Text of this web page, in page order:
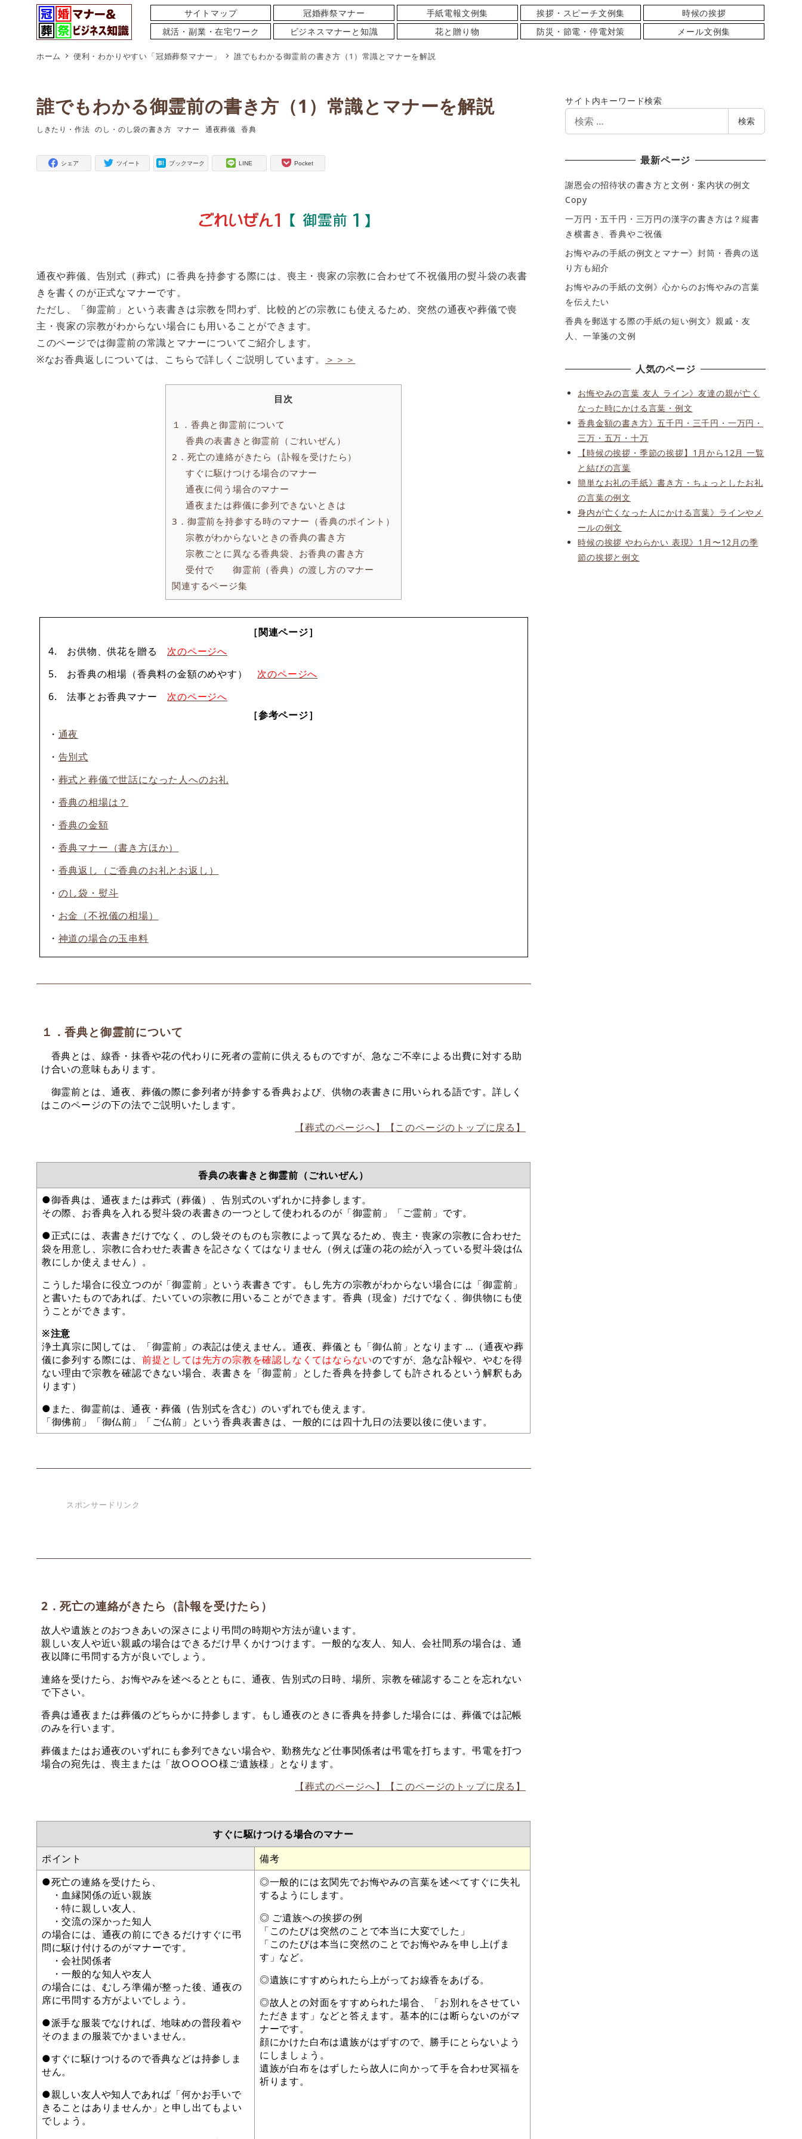
サイトマップ 冠婚葬祭マナー 手紙電報文例集 挨拶・スピーチ文例集
時候の挨拶
就活・副業・在宅ワーク
ビジネスマナーと知識 花と贈り物 防災・節電・停電対策 メール文例集
ホーム 便利・わかりやすい「冠婚葬祭マナー」 誰でもわかる御霊前の書き方（1）常識とマナーを解説
誰でもわかる御霊前の書き方（1）常識とマナーを解説
タグ
しきたり・作法
タグ
のし・のし袋の書き方
タグ
マナー
タグ
通夜葬儀
タグ
香典
シェア ツイート ブックマーク LINE Pocket
通夜や葬儀、告別式（葬式）に香典を持参する際には、喪主・喪家の宗教に合わせて不祝儀用の熨斗袋の表書
きを書くのが正式なマナーです。
ただし、「御霊前」という表書きは宗教を問わず、比較的どの宗教にも使えるため、突然の通夜や葬儀で喪
主・喪家の宗教がわからない場合にも用いることができます。
このページでは御霊前の常識とマナーについてご紹介します。
※なお香典返しについては、こちらで詳しくご説明しています。
＞＞＞
目次
１．香典と御霊前について
香典の表書きと御霊前（ごれいぜん）
2．死亡の連絡がきたら（訃報を受けたら）
すぐに駆けつける場合のマナー
通夜に伺う場合のマナー
通夜または葬儀に参列できないときは
3．御霊前を持参する時のマナー（香典のポイント）
宗教がわからないときの香典の書き方
宗教ごとに異なる香典袋、お香典の書き方
受付で 御霊前（香典）の渡し方のマナー
関連するページ集
［関連ページ］
4. お供物、供花を贈る 次のページへ
5. お香典の相場（香典料の金額のめやす） 次のページへ
6. 法事とお香典マナー 次のページへ
［参考ページ］
・ 通夜
・ 告別式
・ 葬式と葬儀で世話になった人へのお礼
・ 香典の相場は？
・ 香典の金額
・ 香典マナー（書き方ほか）
・ 香典返し（ご香典のお礼とお返し）
・ のし袋・熨斗
・ お金（不祝儀の相場）
・ 神道の場合の玉串料
１．香典と御霊前について
香典とは、線香・抹香や花の代わりに死者の霊前に供えるものですが、急なご不幸による出費に対する助
け合いの意味もあります。
御霊前とは、通夜、葬儀の際に参列者が持参する香典および、供物の表書きに用いられる語です。詳しく
はこのページの下の法でご説明いたします。
【葬式のページへ】
【このページのトップに戻る】
香典の表書きと御霊前（ごれいぜん）
●御香典は、通夜または葬式（葬儀）、告別式のいずれかに持参します。
その際、お香典を入れる熨斗袋の表書きの一つとして使われるのが「御霊前」「ご霊前」です。
●正式には、表書きだけでなく、のし袋そのものも宗教によって異なるため、喪主・喪家の宗教に合わせた
袋を用意し、宗教に合わせた表書きを記さなくてはなりません（例えば蓮の花の絵が入っている熨斗袋は仏
教にしか使えません）。
こうした場合に役立つのが「御霊前」という表書きです。もし先方の宗教がわからない場合には「御霊前」
と書いたものであれば、たいていの宗教に用いることができます。香典（現金）だけでなく、御供物にも使
うことができます。
※注意
浄土真宗に関しては、「御霊前」の表記は使えません。通夜、葬儀とも「御仏前」となります …（通夜や葬
儀に参列する際には、 前提としては先方の宗教を確認しなくてはならないのですが、急な訃報や、やむを得
ない理由で宗教を確認できない場合、表書きを「御霊前」とした香典を持参しても許されるという解釈もあ
ります）
●また、御霊前は、通夜・葬儀（告別式を含む）のいずれでも使えます。
「御佛前」「御仏前」「ご仏前」という香典表書きは、一般的には四十九日の法要以後に使います。
スポンサードリンク
2．死亡の連絡がきたら（訃報を受けたら）
故人や遺族とのおつきあいの深さにより弔問の時期や方法が違います。
親しい友人や近い親戚の場合はできるだけ早くかけつけます。一般的な友人、知人、会社間系の場合は、通
夜以降に弔問する方が良いでしょう。
連絡を受けたら、お悔やみを述べるとともに、通夜、告別式の日時、場所、宗教を確認することを忘れない
で下さい。
香典は通夜または葬儀のどちらかに持参します。もし通夜のときに香典を持参した場合には、葬儀では記帳
のみを行います。
葬儀またはお通夜のいずれにも参列できない場合や、勤務先など仕事関係者は弔電を打ちます。弔電を打つ
場合の宛先は、喪主または「故○○○○様ご遺族様」となります。
【葬式のページへ】
【このページのトップに戻る】
すぐに駆けつける場合のマナー
ポイント
備考
●死亡の連絡を受けたら、
・血縁関係の近い親族
・特に親しい友人、
・交流の深かった知人
の場合には、通夜の前にできるだけすぐに弔
問に駆け付けるのがマナーです。
・会社関係者
・一般的な知人や友人
の場合には、むしろ準備が整った後、通夜の
席に弔問する方がよいでしょう。
●派手な服装でなければ、地味めの普段着や
そのままの服装でかまいません。
●すぐに駆けつけるので香典などは持参しま
せん。
●親しい友人や知人であれば「何かお手いで
きることはありませんか」と申し出てもよい
でしょう。
◎一般的には玄関先でお悔やみの言葉を述べてすぐに失礼
するようにします。
◎ ご遺族への挨拶の例
「このたびは突然のことで本当に大変でした」
「このたびは本当に突然のことでお悔やみを申し上げま
す」など。
◎遺族にすすめられたら上がってお線香をあげる。
◎故人との対面をすすめられた場合、「お別れをさせてい
ただきます」などと答えます。基本的には断らないのがマ
ナーです。
顔にかけた白布は遺族がはずすので、勝手にとらないよう
にしましょう。
遺族が白布をはずしたら故人に向かって手を合わせ冥福を
祈ります。
サイト内キーワード検索
索
検索
最新ページ
謝恩会の招待状の書き方と文例・案内状の例文
Copy
一万円・五千円・三万円の漢字の書き方は？縦書
き横書き、香典やご祝儀
お悔やみの手紙の例文とマナー》封筒・香典の送
り方も紹介
お悔やみの手紙の文例》心からのお悔やみの言葉
を伝えたい
香典を郵送する際の手紙の短い例文》親戚・友
人、一筆箋の文例
人気のページ
お悔やみの言葉 友人 ライン》友達の親が亡く
なった時にかける言葉・例文
香典金額の書き方》五千円・三千円・一万円・
三万・五万・十万
【時候の挨拶・季節の挨拶】1月から12月 一覧
と結びの言葉
簡単なお礼の手紙》書き方・ちょっとしたお礼
の言葉の例文
身内が亡くなった人にかける言葉》ラインやメ
ールの例文
時候の挨拶 やわらかい 表現》1月〜12月の季
節の挨拶と例文